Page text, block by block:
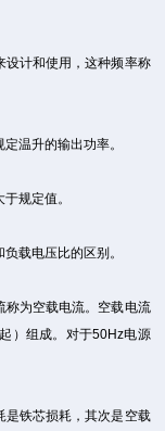
设计和使用，这种频率称
温升的输出功率。
规定值。
载电压比的区别。
称为空载电流。空载电流
）组成。对于50Hz电源
是铁芯损耗，其次是空载